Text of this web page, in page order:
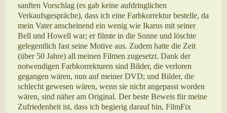
sanften Vorschlag (es gab keine aufdringlichen
Verkaufsgespräche), dass ich eine Farbkorrektur bestelle, da
mein Vater anscheinend ein wenig wie Ikarus mit seiner
Bell und Howell war; er filmte in die Sonne und löschte
gelegentlich fast seine Motive aus. Zudem hatte die Zeit
(über 50 Jahre) all meinen Filmen zugesetzt. Dank der
notwendigen Farbkorrekturen sind Bilder, die verloren
gegangen wären, nun auf meiner DVD; und Bilder, die
schlecht gewesen wären, wenn sie nicht angepasst worden
wären, sind näher am Original. Der beste Beweis für meine
Zufriedenheit ist, dass ich begierig darauf bin, FilmFix